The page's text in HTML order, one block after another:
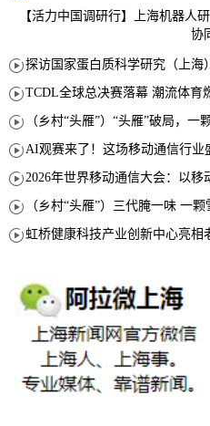
【活力中国调研行】上海机器人
协
TCDL全球总决赛落幕 潮流体育